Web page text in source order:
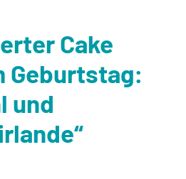
Cake
Geburtstag:
und